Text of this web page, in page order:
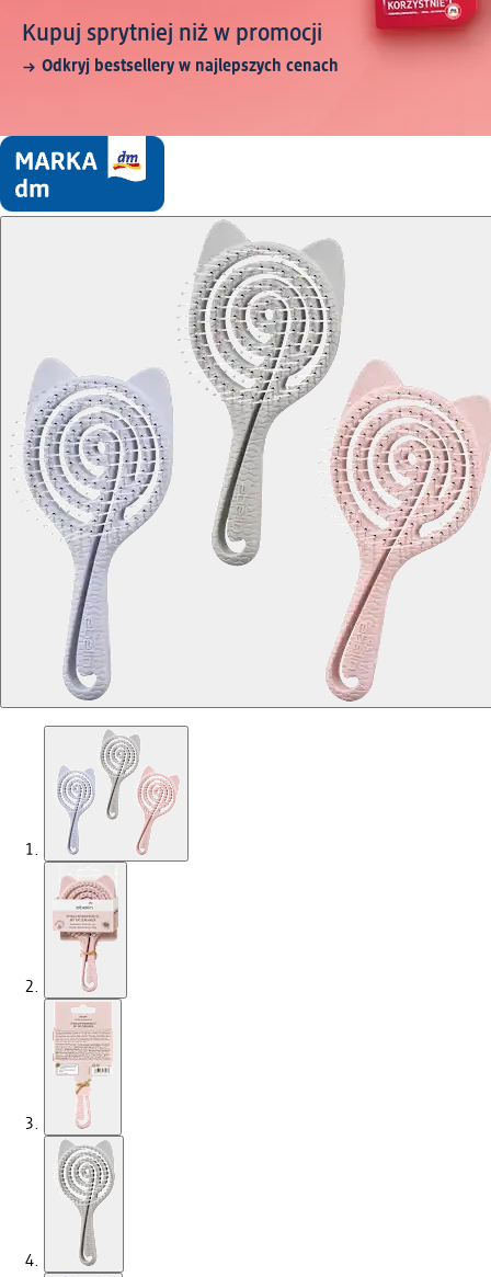
Kupuj sprytniej niż w promocji
Odkryj bestsellery w najlepszych cenach